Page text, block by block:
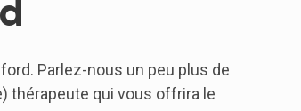
Parlez-nous un peu plus de
thérapeute qui vous offrira le